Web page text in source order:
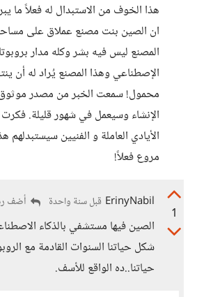
هذا الخوف من الاستبدال له فعلاً ما
ان الصين بنت مصنع عملاق على
المصنع ليس فيه بشر وكله مدار
الإصطناعي وهذا المصنع يُراد له أن
محمول! سمعت الخبر من مصدر
الإنشاء وسيعمل في شهور قليلة.
الأيادي العاملة و الفنيين سيستبدلهم
مروع فعلاً!
1
ErinyNabil قبل سنة واحدة أضف
الصين فيها مستشفي بالذكاء
شكل حياتنا السنوات القادمة مع
حياتنا..ده الواقع للأسف.